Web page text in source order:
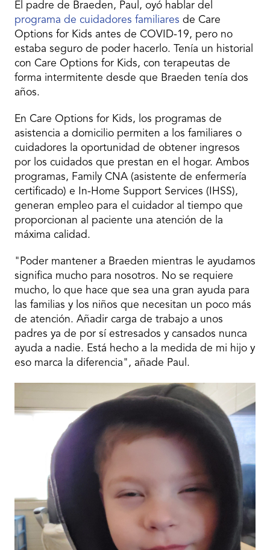
El padre de Braeden, Paul, oyó hablar del
programa de cuidadores familiares de Care
Options for Kids antes de COVID-19, pero no
estaba seguro de poder hacerlo. Tenía un historial
con Care Options for Kids, con terapeutas de
forma intermitente desde que Braeden tenía dos
años.
En Care Options for Kids, los programas de
asistencia a domicilio permiten a los familiares o
cuidadores la oportunidad de obtener ingresos
por los cuidados que prestan en el hogar. Ambos
programas, Family CNA (asistente de enfermería
certificado) e In-Home Support Services (IHSS),
generan empleo para el cuidador al tiempo que
proporcionan al paciente una atención de la
máxima calidad.
"Poder mantener a Braeden mientras le ayudamos
significa mucho para nosotros. No se requiere
mucho, lo que hace que sea una gran ayuda para
las familias y los niños que necesitan un poco más
de atención. Añadir carga de trabajo a unos
padres ya de por sí estresados y cansados nunca
ayuda a nadie. Está hecho a la medida de mi hijo y
eso marca la diferencia", añade Paul.